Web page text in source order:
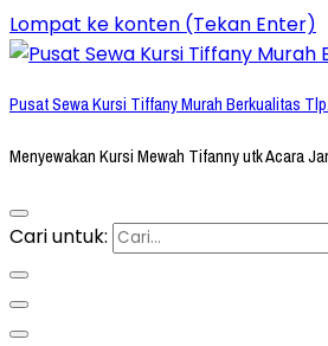
Lompat ke konten (Tekan Enter)
Pusat Sewa Kursi Tiffany Murah Berkualitas
Menyewakan Kursi Mewah Tifanny utk Acara
Cari untuk: